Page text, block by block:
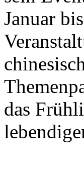
Januar
das